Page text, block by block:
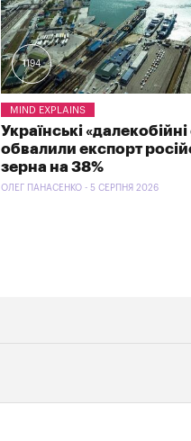
1194
MIND EXPLAINS
Українські «далекобійні
обвалили експорт
зерна на 38%
ОЛЕГ ПАНАСЕНКО - 5 СЕРПНЯ 2026